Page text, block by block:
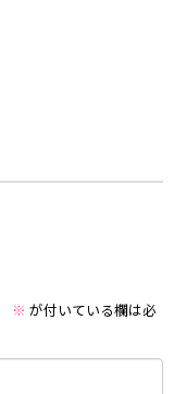
※ が付いている欄は必